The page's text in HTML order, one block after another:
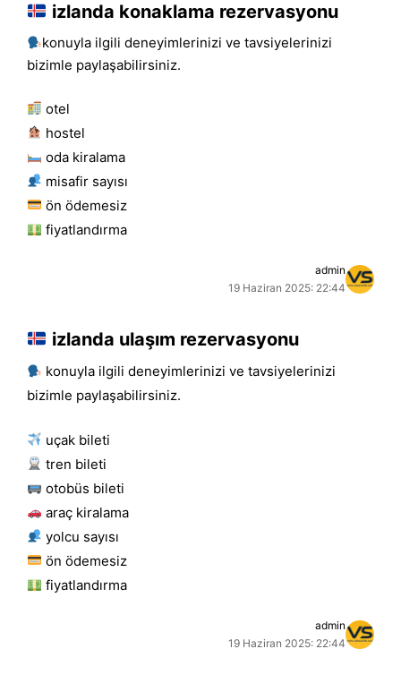
izlanda konaklama rezervasyonu
konuyla ilgili deneyimlerinizi ve tavsiyelerinizi
bizimle paylaşabilirsiniz.
otel
hostel
oda kiralama
misafir sayısı
ön ödemesiz
fiyatlandırma
admin
19 Haziran 2025: 22:44
izlanda ulaşım rezervasyonu
konuyla ilgili deneyimlerinizi ve tavsiyelerinizi
bizimle paylaşabilirsiniz.
uçak bileti
tren bileti
otobüs bileti
araç kiralama
yolcu sayısı
ön ödemesiz
fiyatlandırma
admin
19 Haziran 2025: 22:44